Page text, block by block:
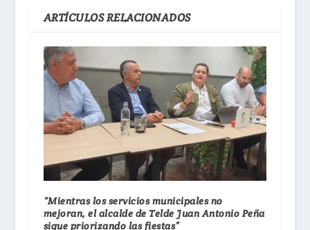
ARTÍCULOS RELACIONADOS
“Mientras los servicios municipales no
mejoran, el alcalde de Telde Juan Antonio Peña
sigue priorizando las fiestas”